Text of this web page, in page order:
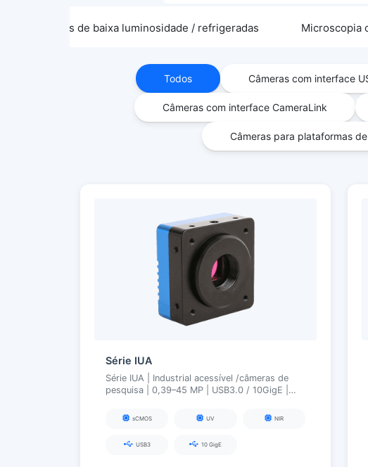
Câmeras de baixa luminosidade / refrigeradas Microscopia
Todos Câmeras com interface
Câmeras com interface CameraLink
Câmeras para plataformas
Série IUA
Série IUA | Industrial acessível /câmeras de
pesquisa | 0,39–45 MP | USB3.0 / 10GigE |
sCMOS UV NIR
USB3 10 GigE